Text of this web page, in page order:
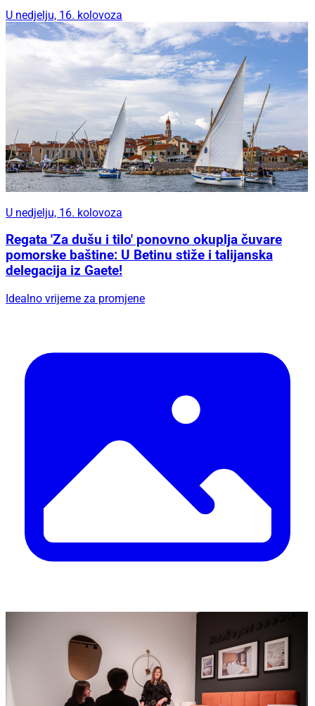
U nedjelju, 16. kolovoza
U nedjelju, 16. kolovoza
Regata 'Za dušu i tilo' ponovno okuplja čuvare
pomorske baštine: U Betinu stiže i talijanska
delegacija iz Gaete!
Idealno vrijeme za promjene